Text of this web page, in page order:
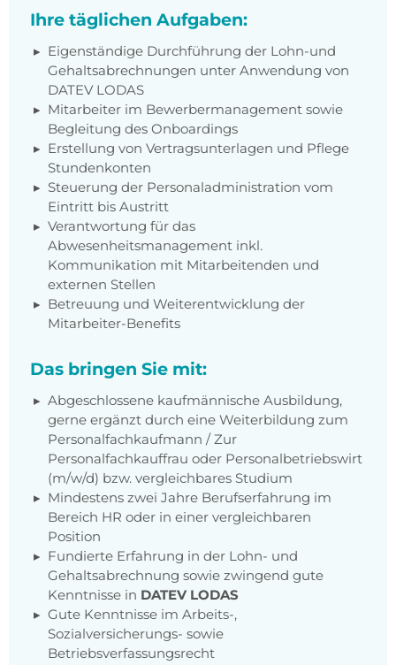
Ihre täglichen Aufgaben:
Eigenständige Durchführung der Lohn-und
Gehaltsabrechnungen unter Anwendung von
DATEV LODAS
Mitarbeiter im Bewerbermanagement sowie
Begleitung des Onboardings
Erstellung von Vertragsunterlagen und Pflege
Stundenkonten
Steuerung der Personaladministration vom
Eintritt bis Austritt
Verantwortung für das
Abwesenheitsmanagement inkl.
Kommunikation mit Mitarbeitenden und
externen Stellen
Betreuung und Weiterentwicklung der
Mitarbeiter-Benefits
Das bringen Sie mit:
Abgeschlossene kaufmännische Ausbildung,
gerne ergänzt durch eine Weiterbildung zum
Personalfachkaufmann / Zur
Personalfachkauffrau oder Personalbetriebswirt
(m/w/d) bzw. vergleichbares Studium
Mindestens zwei Jahre Berufserfahrung im
Bereich HR oder in einer vergleichbaren
Position
Fundierte Erfahrung in der Lohn- und
Gehaltsabrechnung sowie zwingend gute
Kenntnisse in DATEV LODAS
Gute Kenntnisse im Arbeits-,
Sozialversicherungs- sowie
Betriebsverfassungsrecht